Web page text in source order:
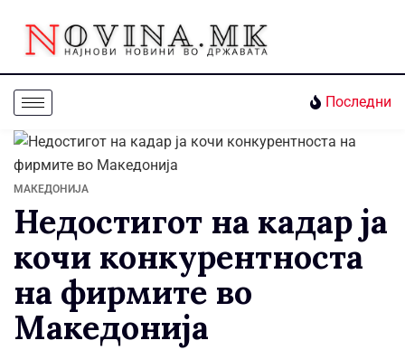
Последни
МАКЕДОНИЈА
Недостигот на кадар ја
кочи конкурентноста
на фирмите во
Македонија